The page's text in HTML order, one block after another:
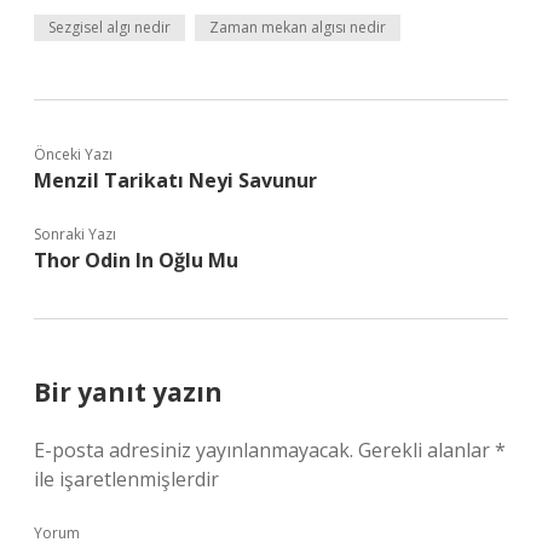
Sezgisel algı nedir Zaman mekan algısı nedir
Önceki Yazı
Menzil Tarikatı Neyi Savunur
Sonraki Yazı
Thor Odin In Oğlu Mu
Bir yanıt yazın
E-posta adresiniz yayınlanmayacak. Gerekli alanlar*
ile işaretlenmişlerdir
Yorum